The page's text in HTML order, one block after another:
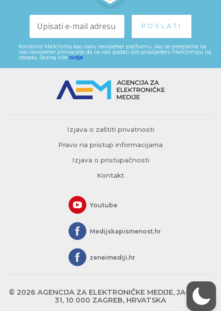
Koristimo Mailchimp kao našu newsletter platformu. Ako se pretplatite na
naš newsletter prihvaćate da će vaši podaci biti proslijeđeni Mailchimpu na
obradu. Saznaj više ovdje
Izjava o zaštiti privatnosti
Pravo na pristup informacijama
Izjava o pristupačnosti
Kontakt
Youtube
Medijskapismenost.hr
zeneimediji.hr
© 2026 AGENCIJA ZA ELEKTRONIČKE MEDIJE, JAGIĆEVA
31, 10 000 ZAGREB, HRVATSKA